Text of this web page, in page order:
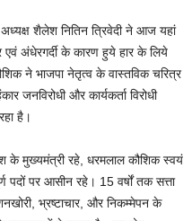
शैलेश नितिन त्रिवेदी ने आज यहां
एवं अंधेरगर्दी के कारण हुये हार के लिये
ने भाजपा नेतृत्व के वास्तविक चरित्र
जनविरोधी और कार्यकर्ता विरोधी
है।
के मुख्यमंत्री रहे, धरमलाल कौशिक स्वयं
पदों पर आसीन रहे। 15 वर्षों तक सत्ता
भ्रष्टाचार, और निकम्मेपन के